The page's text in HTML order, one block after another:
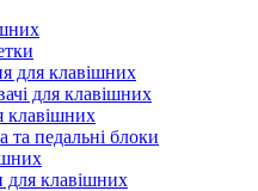
для клавішних
для клавішних
клавішних
та педальні блоки
для клавішних